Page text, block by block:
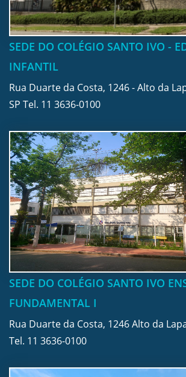
SEDE DO COLÉGIO SANTO IVO -
INFANTIL
Rua Duarte da Costa, 1246 - Alto da
SP Tel. 11 3636-0100
SEDE DO COLÉGIO SANTO IVO
FUNDAMENTAL I
Rua Duarte da Costa, 1246 Alto da
Tel. 11 3636-0100